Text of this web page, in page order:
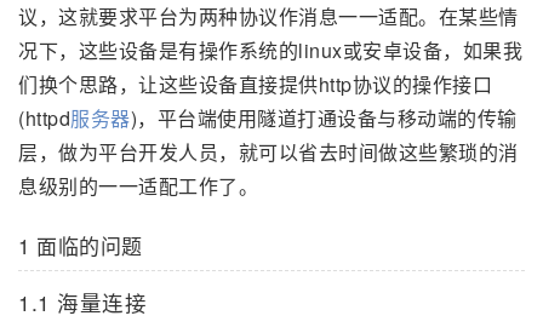
议，这就要求平台为两种协议作消息一一适配。在某些情
况下，这些设备是有操作系统的linux或安卓设备，如果我
们换个思路，让这些设备直接提供http协议的操作接口
(httpd服务器)，平台端使用隧道打通设备与移动端的传输
层，做为平台开发人员，就可以省去时间做这些繁琐的消
息级别的一一适配工作了。
1 面临的问题
1.1 海量连接